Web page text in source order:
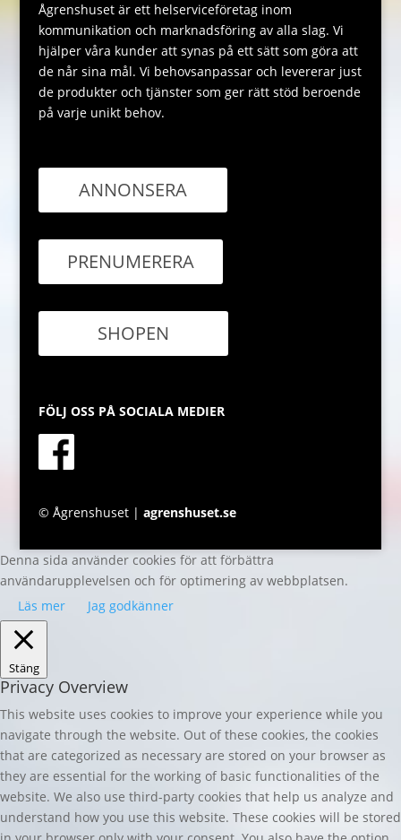
Ågrenshuset är ett helserviceföretag inom
kommunikation och marknadsföring av alla slag. Vi
hjälper våra kunder att synas på ett sätt som göra att
de når sina mål. Vi behovsanpassar och levererar just
de produkter och tjänster som ger rätt stöd beroende
på varje unikt behov.
ANNONSERA
PRENUMERERA
SHOPEN
FÖLJ OSS PÅ SOCIALA MEDIER
© Ågrenshuset | agrenshuset.se
Denna sida använder cookies för att förbättra
användarupplevelsen och för optimering av webbplatsen.
Läs mer
Jag godkänner
Stäng
Privacy Overview
This website uses cookies to improve your experience while you
navigate through the website. Out of these cookies, the cookies
that are categorized as necessary are stored on your browser as
they are essential for the working of basic functionalities of the
website. We also use third-party cookies that help us analyze and
understand how you use this website. These cookies will be stored